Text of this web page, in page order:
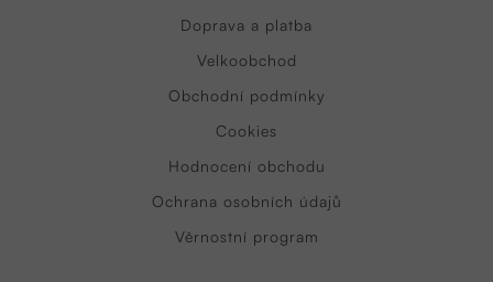
Doprava a platba
Velkoobchod
Obchodní podmínky
Cookies
Hodnocení obchodu
Ochrana osobních údajů
Věrnostní program